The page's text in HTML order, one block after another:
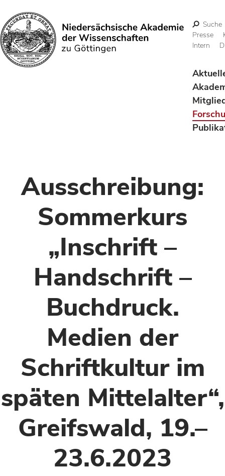
Suchen
Suche
Presse
Intern
Ausschreibung:
Sommerkurs
„Inschrift –
Handschrift –
Buchdruck.
Medien der
Schriftkultur im
späten Mittelalter“,
Greifswald, 19.–
23.6.2023